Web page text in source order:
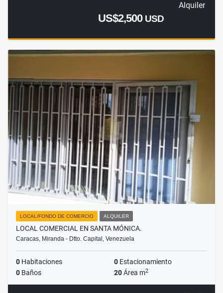
Alquiler
US$2,500 USD
LOCAL/FONDO DE COMERCIO ALQUILER
LOCAL COMERCIAL EN SANTA MÓNICA.
Caracas, Miranda - Dtto. Capital, Venezuela
0 Habitaciones 0 Estacionamiento
0 Baños 20Área m2